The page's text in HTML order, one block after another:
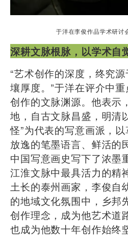
于洋在李俊作品学术研讨
深耕文脉根脉，以学术自
“艺术创作的深度，终究
壤厚度。”于洋在评介中
创作的文脉渊源。他表示
地，自古文脉昌盛，明清
怪”为代表的写意画派，以
放逸的笔墨语言、鲜活的
中国写意画史写下了浓墨
江淮文脉中最具活力的精
土长的泰州画家，李俊自
的地域文化氛围中，乡邦
创作理念，成为他艺术道
也成为他数十年创作始终